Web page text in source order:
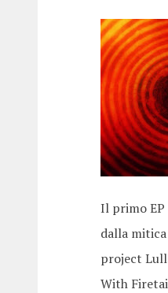
Il primo
dalla
project
With